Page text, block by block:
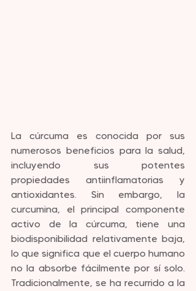
La cúrcuma es conocida por sus
numerosos beneficios para la salud,
incluyendo sus potentes
propiedades antiinflamatorias y
antioxidantes. Sin embargo, la
curcumina, el principal componente
activo de la cúrcuma, tiene una
biodisponibilidad relativamente baja,
lo que significa que el cuerpo humano
no la absorbe fácilmente por sí solo.
Tradicionalmente, se ha recurrido a la